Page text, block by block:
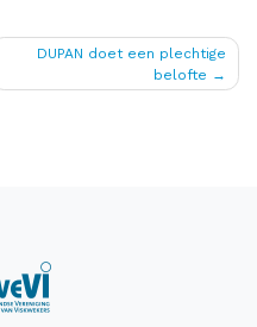
DUPAN doet een plechtige
belofte